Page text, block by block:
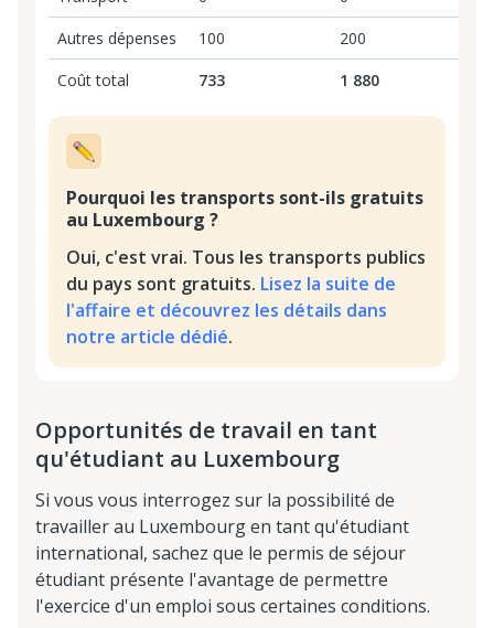
Autres dépenses
100
200
Coût total
733 1 880
Pourquoi les transports sont-ils gratuits
au Luxembourg ?
Oui, c'est vrai. Tous les transports publics
du pays sont gratuits. Lisez la suite de
l'affaire et découvrez les détails dans
notre article dédié.
Opportunités de travail en tant
qu'étudiant au Luxembourg
Si vous vous interrogez sur la possibilité de
travailler au Luxembourg en tant qu'étudiant
international, sachez que le permis de séjour
étudiant présente l'avantage de permettre
l'exercice d'un emploi sous certaines conditions.